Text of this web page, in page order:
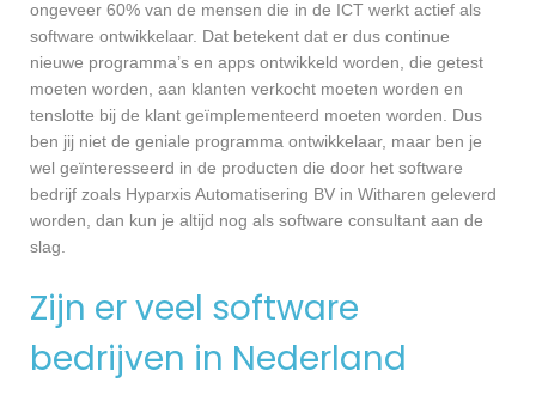
ongeveer 60% van de mensen die in de ICT werkt actief als
software ontwikkelaar. Dat betekent dat er dus continue
nieuwe programma’s en apps ontwikkeld worden, die getest
moeten worden, aan klanten verkocht moeten worden en
tenslotte bij de klant geïmplementeerd moeten worden. Dus
ben jij niet de geniale programma ontwikkelaar, maar ben je
wel geïnteresseerd in de producten die door het software
bedrijf zoals Hyparxis Automatisering BV in Witharen geleverd
worden, dan kun je altijd nog als software consultant aan de
slag.
Zijn er veel software
bedrijven in Nederland